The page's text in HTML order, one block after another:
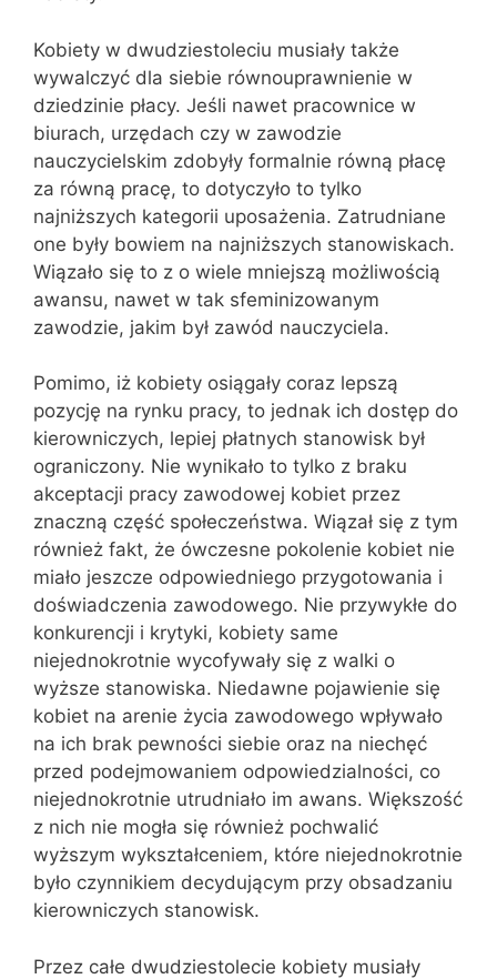
Kobiety w dwudziestoleciu musiały także
wywalczyć dla siebie równouprawnienie w
dziedzinie płacy. Jeśli nawet pracownice w
biurach, urzędach czy w zawodzie
nauczycielskim zdobyły formalnie równą płacę
za równą pracę, to dotyczyło to tylko
najniższych kategorii uposażenia. Zatrudniane
one były bowiem na najniższych stanowiskach.
Wiązało się to z o wiele mniejszą możliwością
awansu, nawet w tak sfeminizowanym
zawodzie, jakim był zawód nauczyciela.
Pomimo, iż kobiety osiągały coraz lepszą
pozycję na rynku pracy, to jednak ich dostęp do
kierowniczych, lepiej płatnych stanowisk był
ograniczony. Nie wynikało to tylko z braku
akceptacji pracy zawodowej kobiet przez
znaczną część społeczeństwa. Wiązał się z tym
również fakt, że ówczesne pokolenie kobiet nie
miało jeszcze odpowiedniego przygotowania i
doświadczenia zawodowego. Nie przywykłe do
konkurencji i krytyki, kobiety same
niejednokrotnie wycofywały się z walki o
wyższe stanowiska. Niedawne pojawienie się
kobiet na arenie życia zawodowego wpływało
na ich brak pewności siebie oraz na niechęć
przed podejmowaniem odpowiedzialności, co
niejednokrotnie utrudniało im awans. Większość
z nich nie mogła się również pochwalić
wyższym wykształceniem, które niejednokrotnie
było czynnikiem decydującym przy obsadzaniu
kierowniczych stanowisk.
Przez całe dwudziestolecie kobiety musiały